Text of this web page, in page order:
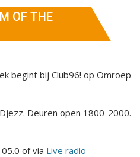
OF THE
begint bij Club96! op Omroep
Deuren open 1800-2000.
of via Live radio